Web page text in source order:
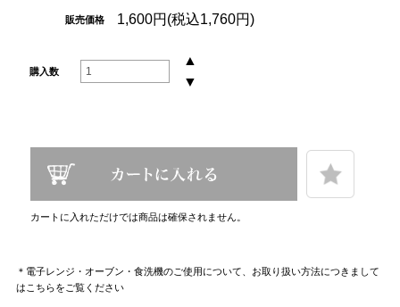
販売価格 1,600円(税込1,760円)
購入数
▲
▼
カートに入れただけでは商品は確保されません。
＊電子レンジ・オーブン・食洗機のご使用について、お取り扱い方法につきまして
はこちらをご覧ください